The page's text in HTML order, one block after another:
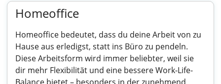
Homeoffice
Homeoffice bedeutet, dass du deine Arbeit von zu
Hause aus erledigst, statt ins Büro zu pendeln.
Diese Arbeitsform wird immer beliebter, weil sie
dir mehr Flexibilität und eine bessere Work-Life-